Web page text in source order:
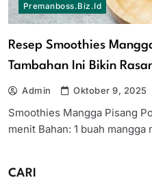
Premanboss.biz.id
Resep Smoothies
Tambahan Ini Bikin
Admin Oktober 9, 2025
Smoothies Mangga Pisang
menit Bahan: 1 buah
CARI